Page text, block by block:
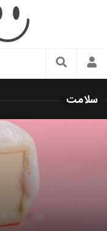
سبک زندگی
زیبایی و آرایش
شیک پوشی
دکوراسیون و چیدمان
رستوران گردی
سلامت